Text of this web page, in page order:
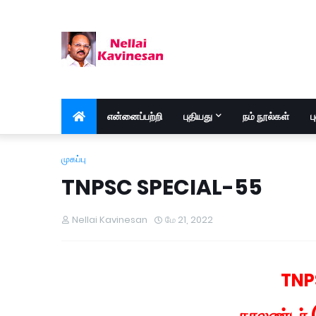
என்னைப்பற்றி புதியது நம் நூல்கள்
முகப்பு
TNPSC SPECIAL-55
Nellai Kavinesan மே 21, 2022